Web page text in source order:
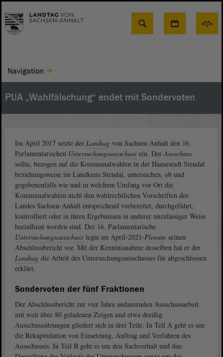
Suche
Navigation
PUA „Wahlfälschung“ endet mit Sondervoten
Im April 2017 setzte der Landtag von Sachsen-Anhalt den 16.
Parlamentarischen Untersuchungsausschuss ein. DerAusschuss
sollte, bezogen auf die Kommunalwahlen in der Hansestadt Stendal
beziehungsweise im Landkreis Stendal, untersuchen, ob und
gegebenenfalls wie und in welchem Umfang vor Ort die
Kommunalwahlen nicht den wahlrechtlichen Vorschriften des
Landes Sachsen-Anhalt entsprechend vorbereitet, durchgeführt,
kontrolliert oder in ihren Ergebnissen in anderer unzulässiger Weise
beeinflusst worden sind. Der 16. Parlamentarische
Untersuchungsausschuss legte im April-2021-Plenum seinen
Abschlussbericht vor. Mit der Kenntnisnahme desselben hat er der
Landtag die Arbeit des Untersuchungsausschusses für abgeschlossen
erklärt.
Sondervoten der fünf Fraktionen
Der Abschlussbericht zur vier Jahre andauernden Ausschussarbeit
mit weit über 80 geladenen Zeigen und etwa dreißig
Ausschusssitzungen gliedert sich in drei Teile. In Teil A geht es um
die Rekapitulation von Einsetzung, Auftrag und Verfahren des
Ausschusses. In Teil B geht es um den Sachverhalt und due